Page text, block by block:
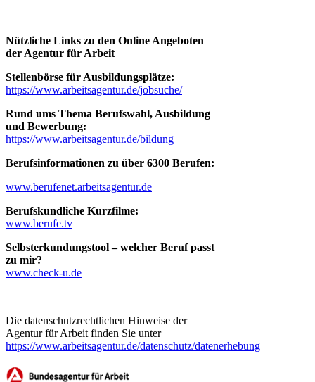
Nützliche Links zu den Online Angeboten
der Agentur für Arbeit
Stellenbörse für Ausbildungsplätze:
https://www.arbeitsagentur.de/jobsuche/
Rund ums Thema Berufswahl, Ausbildung
und Bewerbung:
https://www.arbeitsagentur.de/bildung
Berufsinformationen zu über 6300 Berufen:
www.berufenet.arbeitsagentur.de
Berufskundliche Kurzfilme:
www.berufe.tv
Selbsterkundungstool – welcher Beruf passt
zu mir?
www.check-u.de
Die datenschutzrechtlichen Hinweise der
Agentur für Arbeit finden Sie unter
https://www.arbeitsagentur.de/datenschutz/datenerhebung